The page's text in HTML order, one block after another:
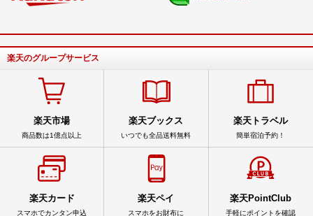
楽天のグループサービス
楽天市場
商品数は1億点以上
楽天ブックス
いつでも全品送料無料
楽天トラベル
簡単宿泊予約！
楽天カード
スマホでカンタン申込
楽天ペイ
スマホをお財布に
楽天PointClub
手軽にポイントを確認